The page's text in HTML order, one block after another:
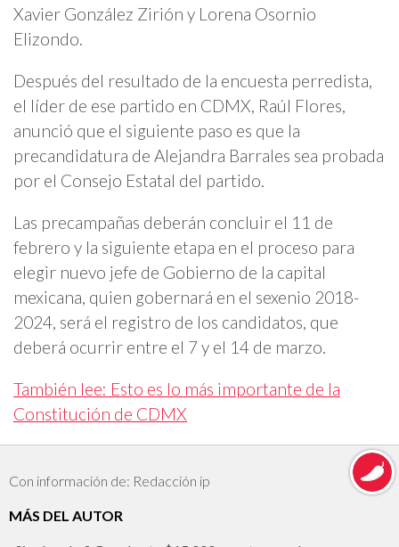
Xavier González Zirión y Lorena Osornio
Elizondo.
Después del resultado de la encuesta perredista,
el líder de ese partido en CDMX, Raúl Flores,
anunció que el siguiente paso es que la
precandidatura de Alejandra Barrales sea probada
por el Consejo Estatal del partido.
Las precampañas deberán concluir el 11 de
febrero y la siguiente etapa en el proceso para
elegir nuevo jefe de Gobierno de la capital
mexicana, quien gobernará en el sexenio 2018-
2024, será el registro de los candidatos, que
deberá ocurrir entre el 7 y el 14 de marzo.
También lee: Esto es lo más importante de la
Constitución de CDMX
Con información de: Redacción ip
MÁS DEL AUTOR